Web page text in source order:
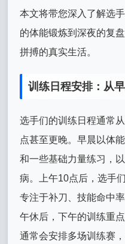
本文将带您深入了解选
的体能锻炼到深夜的复
拼搏的真实生活。
训练日程安排：从
选手们的训练日程通常
点甚至更晚。早晨以体
和一些基础力量练习，
病。上午10点后，选手
专注于补刀、技能命中
午休后，下午的训练重
通常会安排多场训练赛